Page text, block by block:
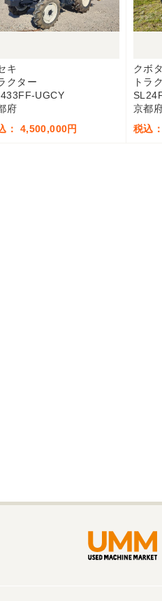
キ
クター
UGCY
府
： 4,500,000円
クボタ
トラ
京都
税込